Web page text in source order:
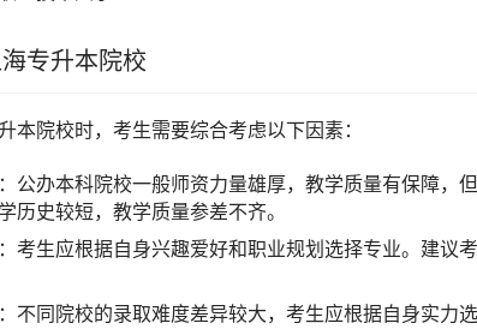
专升本院校
本院校时，考生需要综合考虑以下因素：
公办本科院校一般师资力量雄厚，教学质量有保障，
历史较短，教学质量参差不齐。
考生应根据自身兴趣爱好和职业规划选择专业。建议
不同院校的录取难度差异较大，考生应根据自身实力